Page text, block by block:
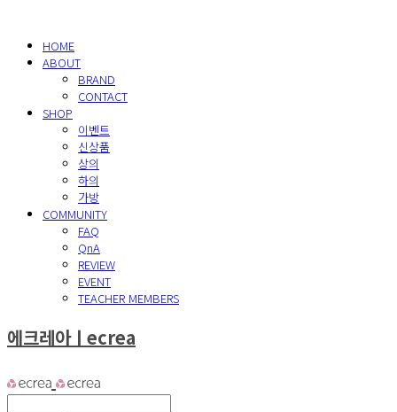
HOME
ABOUT
BRAND
CONTACT
SHOP
이벤트
신상품
상의
하의
가방
COMMUNITY
FAQ
QnA
REVIEW
EVENT
TEACHER MEMBERS
에크레아ㅣecrea